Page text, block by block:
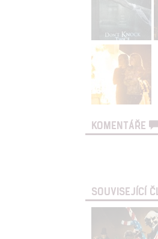
KOMENTÁŘE
SOUVISEJÍCÍ